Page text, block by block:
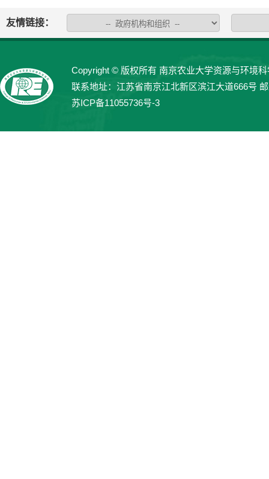
友情链接：
Copyright © 版权所有 南京农业大学资源与环境
联系地址：江苏省南京江北新区滨江大道666号
苏ICP备11055736号-3